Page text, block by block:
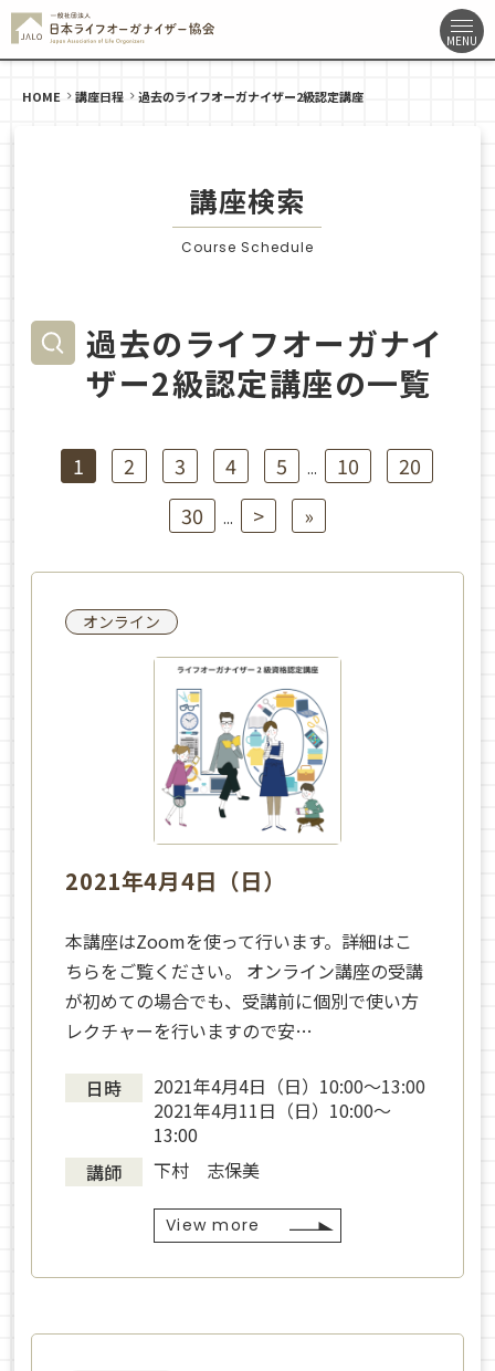
HOME 講座日程 過去のライフオーガナイザー2級認定講座
講座検索
Course Schedule
過去のライフオーガナイ
ザー2級認定講座の一覧
1 2 3 4 5 ... 10
20
30
... > »
オンライン
2021年4月4日（日）
本講座はZoomを使って行います。詳細はこ
ちらをご覧ください。 オンライン講座の受講
が初めての場合でも、受講前に個別で使い方
レクチャーを行いますので安…
日時
2021年4月4日（日）10:00〜13:00
2021年4月11日（日）10:00〜
13:00
講師
下村 志保美
View more